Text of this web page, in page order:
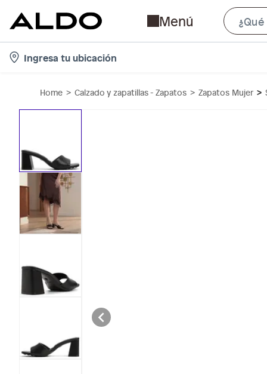
Menú
Ingresa tu ubicación
Home Calzado y zapatillas - Zapatos Zapatos Mujer